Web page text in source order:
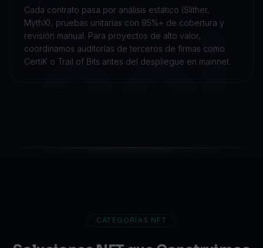
Cada contrato pasa por análisis estático (Slither,
MythX), pruebas unitarias con 95%+ de cobertura y
revisión manual. Para proyectos de alto valor,
coordinamos auditorías de terceros de firmas como
CertiK o Trail of Bits antes del despliegue en mainnet.
aci
CATEGORÍAS NFT